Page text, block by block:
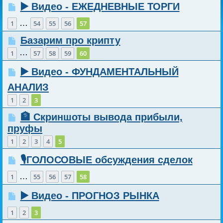
▶️ Видео - ЕЖЕДНЕВНЫЕ ТОРГИ
1 … 54 55 56 57
Базарим про крипту
1 … 57 58 59 60
▶️ Видео - ФУНДАМЕНТАЛЬНЫЙ
АНАЛИЗ
1 2 3
🏦 Скриншоты вывода прибыли,
пруфы
1 2 3 4 5
🎙️ГОЛОСОВЫЕ обсуждения сделок
1 … 55 56 57 58
▶️ Видео - ПРОГНОЗ РЫНКА
1 2 3